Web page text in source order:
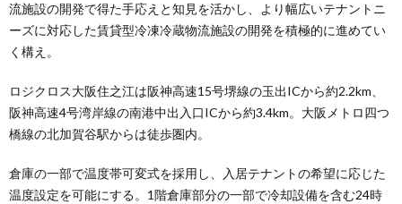
流施設の開発で得た手応えと知見を活かし、より幅広いテナントニ
ーズに対応した賃貸型冷凍冷蔵物流施設の開発を積極的に進めてい
く構え。
ロジクロス大阪住之江は阪神高速15号堺線の玉出ICから約2.2km、
阪神高速4号湾岸線の南港中出入口ICから約3.4km。大阪メトロ四つ
橋線の北加賀谷駅からは徒歩圏内。
倉庫の一部で温度帯可変式を採用し、入居テナントの希望に応じた
温度設定を可能にする。1階倉庫部分の一部で冷却設備を含む24時